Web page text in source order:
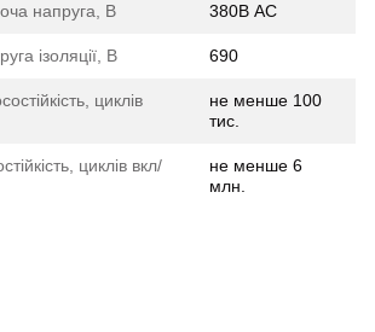
напруга, В 380В АС
ізоляції, В 690
циклів
не менше 100
тис.
циклів вкл/
не менше 6
млн.